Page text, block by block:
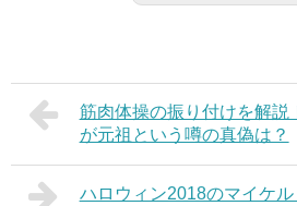
筋肉体操の振り付けを解説
が元祖という噂の真偽は？
ハロウィン2018のマイケ